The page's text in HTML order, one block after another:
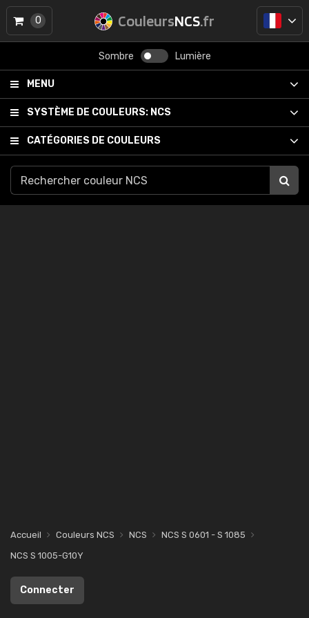
CouleursNCS.fr
Sombre Lumière
MENU
SYSTÈME DE COULEURS: NCS
CATÉGORIES DE COULEURS
0
Accueil Couleurs NCS NCS
NCS S 0601 - S 1085
NCS S 1005-G10Y
Connecter